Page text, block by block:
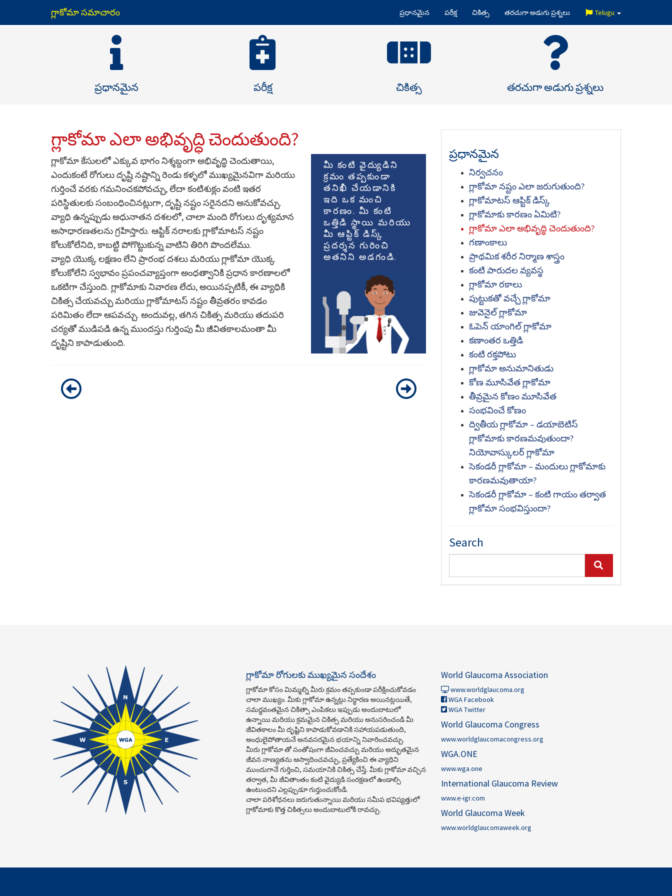
గ్లాకోమా సమాచారం ప్రధానమైన పరీక్ష చికిత్స తరచుగా అడుగు ప్రశ్నలు Telugu
ప్రధానమైన పరీక్ష చికిత్స తరచుగా అడుగు ప్రశ్నలు
గ్లాకోమా ఎలా అభివృద్ధి చెందుతుంది?
గ్లాకోమా కేసులలో ఎక్కువ భాగం నిశ్శబ్దంగా అభివృద్ధి చెందుతాయి,
ఎందుకంటే రోగులు దృష్టి నష్టాన్ని రెండు కళ్ళలో ముఖ్యమైనవిగా మరియు
గుర్తించే వరకు గమనించకపోవచ్చు, లేదా కంటిశుక్లం వంటి ఇతర
పరిస్థితులకు సంబంధించినట్లుగా, దృష్టి నష్టం సరైనదని అనుకోవచ్చు.
వ్యాధి ఉన్నప్పుడు అధునాతన దశలలో, చాలా మంది రోగులు దృశ్యమాన
అసాధారణతలను గ్రహిస్తారు. ఆప్టిక్ నరాలకు గ్లాకోమాటస్ నష్టం
కోలుకోలేనిది, కాబట్టి పోగొట్టుకున్న వాటిని తిరిగి పొందలేము.
వ్యాధి యొక్క లక్షణం లేని ప్రారంభ దశలు మరియు గ్లాకోమా యొక్క
కోలుకోలేని స్వభావం ప్రపంచవ్యాప్తంగా అంధత్వానికి ప్రధాన కారణాలలో
ఒకటిగా చేస్తుంది. గ్లాకోమాకు నివారణ లేదు, అయినప్పటికీ, ఈ వ్యాధికి
చికిత్స చేయవచ్చు మరియు గ్లాకోమాటస్ నష్టం తీవ్రతరం కావడం
పరిమితం లేదా ఆపవచ్చు. అందువల్ల, తగిన చికిత్స మరియు తదుపరి
చర్యతో ముడిపడి ఉన్న ముందస్తు గుర్తింపు మీ జీవితకాలమంతా మీ
దృష్టిని కాపాడుతుంది.
మీ కంటి వైద్యుడిని
క్రమం తప్పకుండా
తనిఖీ చేయడానికి
ఇది ఒక మంచి
కారణం. మీ కంటి
ఒత్తిడి స్థాయి మరియు
మీ ఆప్టిక్ డిస్క్
ప్రదర్శన గురించి
అతనిని అడగండి.
ప్రధానమైన
నిర్వచనం
గ్లాకోమా నష్టం ఎలా జరుగుతుంది?
గ్లాకోమాటస్ ఆప్టిక్ డిస్క్
గ్లాకోమాకు కారణం ఏమిటి?
గ్లాకోమా ఎలా అభివృద్ధి చెందుతుంది?
గణాంకాలు
ప్రాథమిక శరీర నిర్మాణ శాస్త్రం
కంటి పారుదల వ్యవస్థ
గ్లాకోమా రకాలు
పుట్టుకతో వచ్చే గ్లాకోమా
జువెనైల్ గ్లాకోమా
ఓపెన్ యాంగిల్ గ్లాకోమా
కణాంతర ఒత్తిడి
కంటి రక్తపోటు
గ్లాకోమా అనుమానితుడు
కోణ మూసివేత గ్లాకోమా
తీవ్రమైన కోణం మూసివేత
సంభవించే కోణం
ద్వితీయ గ్లాకోమా – డయాబెటిస్
గ్లాకోమాకు కారణమవుతుందా?
నియోవాస్కులర్ గ్లాకోమా
సెకండరీ గ్లాకోమా – మందులు గ్లాకోమాకు
కారణమవుతాయా?
సెకండరీ గ్లాకోమా – కంటి గాయం తర్వాత
గ్లాకోమా సంభవిస్తుందా?
Search
గ్లాకోమా రోగులకు ముఖ్యమైన సందేశం
గ్లాకోమా కోసం మిమ్మల్ని మీరు క్రమం తప్పకుండా పరీక్షించుకోవడం
చాలా ముఖ్యం. మీకు గ్లాకోమా ఉన్నట్లు నిర్ధారణ అయినట్లయితే,
సమర్థవంతమైన చికిత్సా ఎంపికలు ఇప్పుడు అందుబాటులో
ఉన్నాయి మరియు క్రమమైన చికిత్స మరియు అనుసరించండి మీ
జీవితకాలం మీ దృష్టిని కాపాడుకోవడానికి సహాయపడుతుంది,
అంధులైపోతాయనే అనవసరమైన భయాన్ని నివారించవచ్చు.
మీరు గ్లాకోమా తో సంతోషంగా జీవించవచ్చు మరియు అద్భుతమైన
జీవన నాణ్యతను ఆస్వాదించవచ్చు, ప్రత్యేకించి ఈ వ్యాధిని
ముందుగానే గుర్తించి, సమయానికి చికిత్స చేస్తే. మీకు గ్లాకోమా వచ్చిన
తర్వాత, మీ జీవితాంతం కంటి వైద్యుడి సంరక్షణలో ఉండాల్సి
ఉంటుందని ఎల్లప్పుడూ గుర్తుంచుకోండి.
చాలా పరిశోధనలు జరుగుతున్నాయి మరియు సమీప భవిష్యత్తులో
గ్లాకోమాకు కొత్త చికిత్సలు అందుబాటులోకి రావచ్చు.
World Glaucoma Association
www.worldglaucoma.org
WGA Facebook
WGA Twitter
World Glaucoma Congress
www.worldglaucomacongress.org
WGA.ONE
www.wga.one
International Glaucoma Review
www.e-igr.com
World Glaucoma Week
www.worldglaucomaweek.org